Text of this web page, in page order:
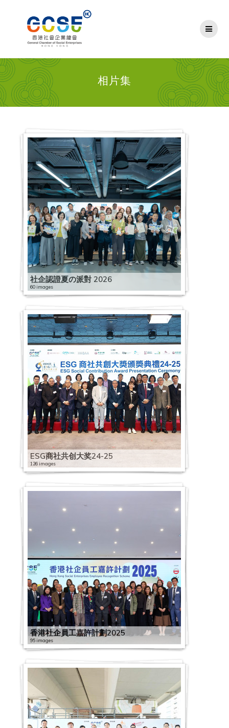
相片集
社企認證夏の派對 2026
60 images
ESG商社共创大奖24-25
126 images
香港社企員工嘉許計劃2025
95 images